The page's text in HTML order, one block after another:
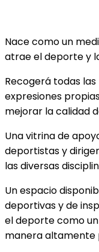
Nace como un
atrae el deporte y
Recogerá todas
expresiones
mejorar la calidad
Una vitrina de
deportistas y
las diversas
Un espacio
deportivas y de
el deporte como
manera altamente